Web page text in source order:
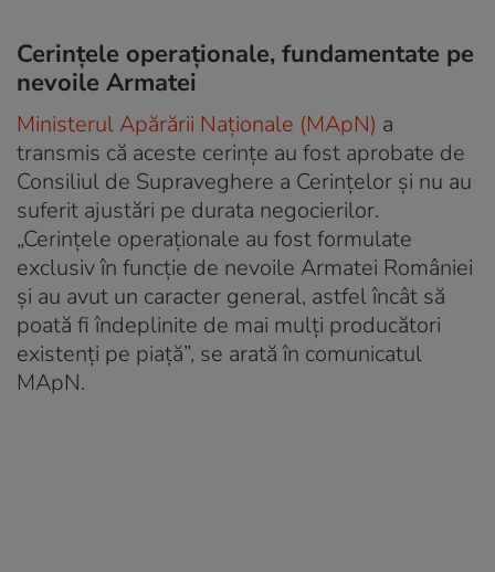
Cerințele operaționale, fundamentate pe
nevoile Armatei
Ministerul Apărării Naționale (MApN) a
transmis că aceste cerințe au fost aprobate de
Consiliul de Supraveghere a Cerințelor și nu au
suferit ajustări pe durata negocierilor.
„Cerințele operaționale au fost formulate
exclusiv în funcție de nevoile Armatei României
și au avut un caracter general, astfel încât să
poată fi îndeplinite de mai mulți producători
existenți pe piață”, se arată în comunicatul
MApN.